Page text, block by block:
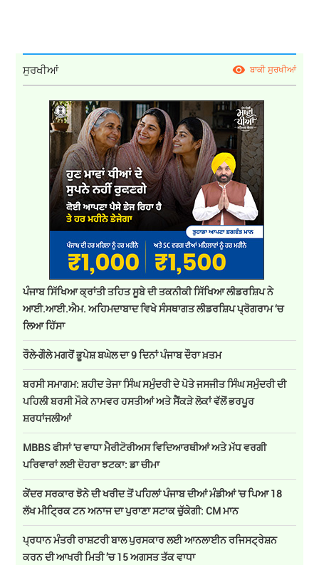
ਸੁਰਖੀਆਂ ਬਾਕੀ ਸੁਰਖੀਆਂ
ਪੰਜਾਬ ਸਿੱਖਿਆ ਕ੍ਰਾਂਤੀ ਤਹਿਤ ਸੂਬੇ ਦੀ ਤਕਨੀਕੀ ਸਿੱਖਿਆ ਲੀਡਰਸ਼ਿਪ ਨੇ
ਆਈ.ਆਈ.ਐਮ. ਅਹਿਮਦਾਬਾਦ ਵਿਖੇ ਸੰਸਥਾਗਤ ਲੀਡਰਸ਼ਿਪ ਪ੍ਰੋਗਰਾਮ ‘ਚ
ਲਿਆ ਹਿੱਸਾ
ਰੌਲੇ-ਗੌਲੇ ਮਗਰੋਂ ਭੂਪੇਸ਼ ਬਘੇਲ ਦਾ 9 ਦਿਨਾਂ ਪੰਜਾਬ ਦੌਰਾ ਖ਼ਤਮ
ਬਰਸੀ ਸਮਾਗਮ: ਸ਼ਹੀਦ ਤੇਜਾ ਸਿੰਘ ਸਮੁੰਦਰੀ ਦੇ ਪੋਤੇ ਜਸਜੀਤ ਸਿੰਘ ਸਮੁੰਦਰੀ ਦੀ
ਪਹਿਲੀ ਬਰਸੀ ਮੌਕੇ ਨਾਮਵਰ ਹਸਤੀਆਂ ਅਤੇ ਸੈਂਕੜੇ ਲੋਕਾਂ ਵੱਲੋਂ ਭਰਪੂਰ
ਸ਼ਰਧਾਂਜਲੀਆਂ
MBBS ਫੀਸਾਂ 'ਚ ਵਾਧਾ ਮੈਰੀਟੋਰੀਅਸ ਵਿਦਿਆਰਥੀਆਂ ਅਤੇ ਮੱਧ ਵਰਗੀ
ਪਰਿਵਾਰਾਂ ਲਈ ਦੋਹਰਾ ਝਟਕਾ: ਡਾ ਚੀਮਾ
ਕੇਂਦਰ ਸਰਕਾਰ ਝੋਨੇ ਦੀ ਖਰੀਦ ਤੋਂ ਪਹਿਲਾਂ ਪੰਜਾਬ ਦੀਆਂ ਮੰਡੀਆਂ 'ਚ ਪਿਆ 18
ਲੱਖ ਮੀਟ੍ਰਿਕ ਟਨ ਅਨਾਜ ਦਾ ਪੁਰਾਣਾ ਸਟਾਕ ਚੁੱਕੇਗੀ: CM ਮਾਨ
ਪ੍ਰਧਾਨ ਮੰਤਰੀ ਰਾਸ਼ਟਰੀ ਬਾਲ ਪੁਰਸਕਾਰ ਲਈ ਆਨਲਾਈਨ ਰਜਿਸਟ੍ਰੇਸ਼ਨ
ਕਰਨ ਦੀ ਆਖਰੀ ਮਿਤੀ ’ਚ 15 ਅਗਸਤ ਤੱਕ ਵਾਧਾ